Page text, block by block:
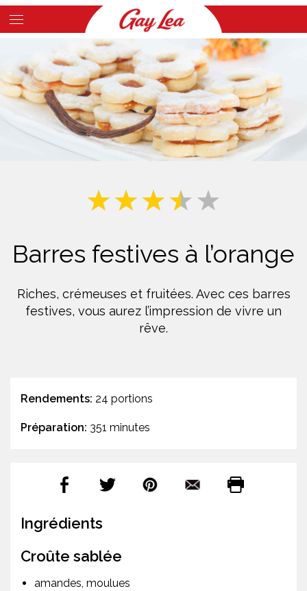
Skip
to
content
Content
Barres festives à l’orange
Riches, crémeuses et fruitées. Avec ces barres
festives, vous aurez l’impression de vivre un
rêve.
Rendements: 24 portions
Préparation: 351 minutes
Ingrédients
Croûte sablée
amandes, moulues